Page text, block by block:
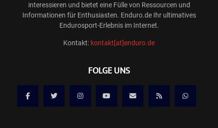
interessieren und bietet eine Fülle von Ressourcen und
Informationen für Enthusiasten. Enduro.de Ihr ultimatives
Endurosport-Erlebnis im Internet.
Kontakt: kontakt[at]enduro.de
FOLGE UNS